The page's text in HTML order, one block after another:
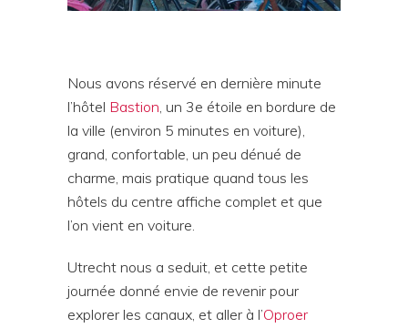
Nous avons réservé en dernière minute
l’hôtel Bastion, un 3e étoile en bordure de
la ville (environ 5 minutes en voiture),
grand, confortable, un peu dénué de
charme, mais pratique quand tous les
hôtels du centre affiche complet et que
l’on vient en voiture.
Utrecht nous a seduit, et cette petite
journée donné envie de revenir pour
explorer les canaux, et aller à l’Oproer